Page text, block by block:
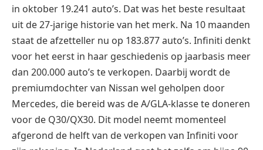
in oktober 19.241 auto’s. Dat was het beste resultaat
uit de 27-jarige historie van het merk. Na 10 maanden
staat de afzetteller nu op 183.877 auto’s. Infiniti denkt
voor het eerst in haar geschiedenis op jaarbasis meer
dan 200.000 auto’s te verkopen. Daarbij wordt de
premiumdochter van Nissan wel geholpen door
Mercedes, die bereid was de A/GLA-klasse te doneren
voor de Q30/QX30. Dit model neemt momenteel
afgerond de helft van de verkopen van Infiniti voor